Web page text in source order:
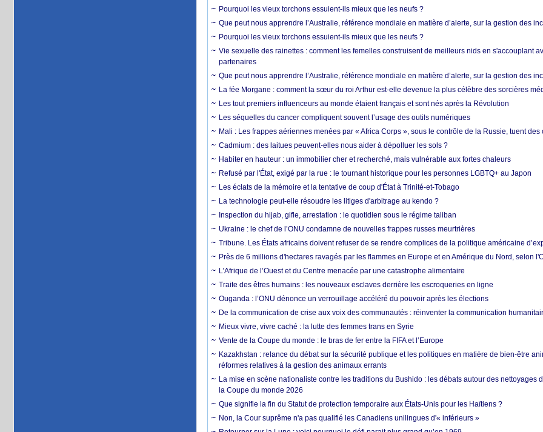
Pourquoi les vieux torchons essuient-ils mieux que les neufs ?
Que peut nous apprendre l’Australie, référence mondiale en matière d’alerte, sur la gestion des
Pourquoi les vieux torchons essuient-ils mieux que les neufs ?
Vie sexuelle des rainettes : comment les femelles construisent de meilleurs nids en s'accouplant
partenaires
Que peut nous apprendre l’Australie, référence mondiale en matière d’alerte, sur la gestion des
La fée Morgane : comment la sœur du roi Arthur est-elle devenue la plus célèbre des sorcières
Les tout premiers influenceurs au monde étaient français et sont nés après la Révolution
Les séquelles du cancer compliquent souvent l’usage des outils numériques
Mali : Les frappes aériennes menées par « Africa Corps », sous le contrôle de la Russie, tuent des
Cadmium : des laitues peuvent-elles nous aider à dépolluer les sols ?
Habiter en hauteur : un immobilier cher et recherché, mais vulnérable aux fortes chaleurs
Refusé par l'État, exigé par la rue : le tournant historique pour les personnes LGBTQ+ au Japon
Les éclats de la mémoire et la tentative de coup d'État à Trinité-et-Tobago
La technologie peut-elle résoudre les litiges d'arbitrage au kendo ?
Inspection du hijab, gifle, arrestation : le quotidien sous le régime taliban
Ukraine : le chef de l’ONU condamne de nouvelles frappes russes meurtrières
Tribune. Les États africains doivent refuser de se rendre complices de la politique américaine
Près de 6 millions d'hectares ravagés par les flammes en Europe et en Amérique du Nord, selon
L’Afrique de l’Ouest et du Centre menacée par une catastrophe alimentaire
Traite des êtres humains : les nouveaux esclaves derrière les escroqueries en ligne
Ouganda : l’ONU dénonce un verrouillage accéléré du pouvoir après les élections
De la communication de crise aux voix des communautés : réinventer la communication
Mieux vivre, vivre caché : la lutte des femmes trans en Syrie
Vente de la Coupe du monde : le bras de fer entre la FIFA et l’Europe
Kazakhstan : relance du débat sur la sécurité publique et les politiques en matière de bien-être
réformes relatives à la gestion des animaux errants
La mise en scène nationaliste contre les traditions du Bushido : les débats autour des nettoyages
la Coupe du monde 2026
Que signifie la fin du Statut de protection temporaire aux États-Unis pour les Haïtiens ?
Non, la Cour suprême n'a pas qualifié les Canadiens unilingues d'« inférieurs »